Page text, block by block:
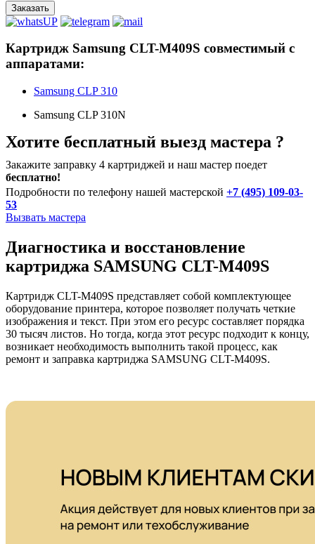
Заказать
Картридж Samsung CLT-M409S совместимый с
аппаратами:
Samsung CLP 310
Samsung CLP 310N
Хотите бесплатный выезд мастера ?
Закажите заправку 4 картриджей и наш мастер поедет
бесплатно!
Подробности по телефону нашей мастерской +7 (495) 109-03-
53
Вызвать мастера
Диагностика и восстановление
картриджа SAMSUNG CLT-M409S
Картридж CLT-M409S представляет собой комплектующее
оборудование принтера, которое позволяет получать четкие
изображения и текст. При этом его ресурс составляет порядка
30 тысяч листов. Но тогда, когда этот ресурс подходит к концу,
возникает необходимость выполнить такой процесс, как
ремонт и заправка картриджа SAMSUNG CLT-M409S.